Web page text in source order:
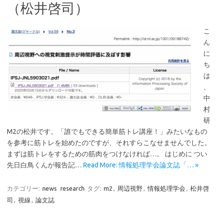
（松井啓司）
こ
ん
に
ち
は
中
村
研
M2の松井です。「誰でもできる簡単筋トレ講座！」みたいなもの
を参考に筋トレを始めたのですが、それすらこなせませんでした。
まずは筋トレをするための筋肉をつけなければ…。 はじめに つい
先日白鳥くんが報告記… Read More: 情報処理学会論文誌「… »
カテゴリー: news research タグ: m2 , 周辺視野, 情報処理学会 , 松井啓
司 , 視線 , 論文誌